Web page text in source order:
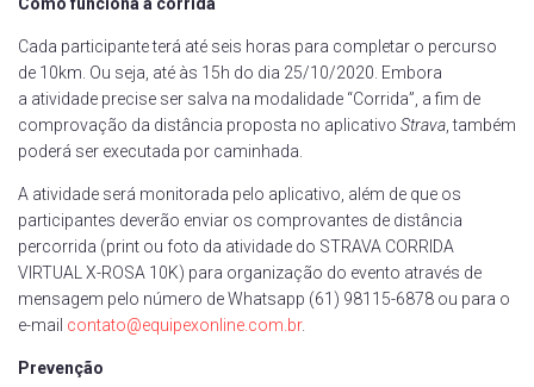
Cada participante terá até seis horas para completar o percurso
de 10km. Ou seja, até às 15h do dia 25/10/2020. Embora
a atividade precise ser salva na modalidade “Corrida”, a fim de
comprovação da distância proposta no aplicativo Strava , também
poderá ser executada por caminhada.
A atividade será monitorada pelo aplicativo, além de que os
participantes deverão enviar os comprovantes de distância
percorrida (print ou foto da atividade do STRAVA CORRIDA
VIRTUAL X-ROSA 10K) para organização do evento através de
mensagem pelo número de Whatsapp (61) 98115-6878 ou para o
e-mail contato@equipexonline.com.br.
Prevenção